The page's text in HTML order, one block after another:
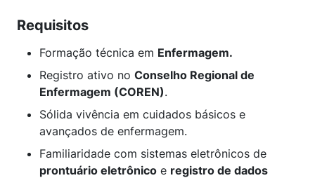
Requisitos
Formação técnica em Enfermagem.
Registro ativo no Conselho Regional de
Enfermagem (COREN).
Sólida vivência em cuidados básicos e
avançados de enfermagem.
Familiaridade com sistemas eletrônicos de
prontuário eletrônico e registro de dados